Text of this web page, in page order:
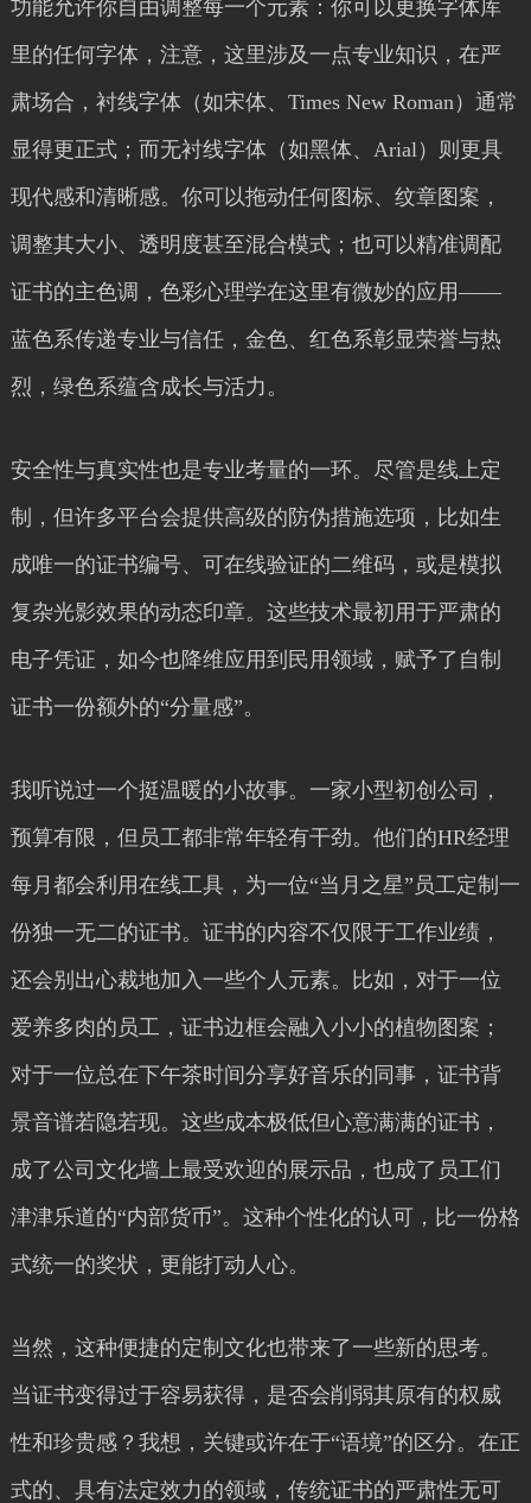
功能允许你自由调整每一个元素：你可以更换字体库
里的任何字体，注意，这里涉及一点专业知识，在严
肃场合，衬线字体（如宋体、Times New Roman）通常
显得更正式；而无衬线字体（如黑体、Arial）则更具
现代感和清晰感。你可以拖动任何图标、纹章图案，
调整其大小、透明度甚至混合模式；也可以精准调配
证书的主色调，色彩心理学在这里有微妙的应用——
蓝色系传递专业与信任，金色、红色系彰显荣誉与热
烈，绿色系蕴含成长与活力。
安全性与真实性也是专业考量的一环。尽管是线上定
制，但许多平台会提供高级的防伪措施选项，比如生
成唯一的证书编号、可在线验证的二维码，或是模拟
复杂光影效果的动态印章。这些技术最初用于严肃的
电子凭证，如今也降维应用到民用领域，赋予了自制
证书一份额外的“分量感”。
我听说过一个挺温暖的小故事。一家小型初创公司，
预算有限，但员工都非常年轻有干劲。他们的HR经理
每月都会利用在线工具，为一位“当月之星”员工定制一
份独一无二的证书。证书的内容不仅限于工作业绩，
还会别出心裁地加入一些个人元素。比如，对于一位
爱养多肉的员工，证书边框会融入小小的植物图案；
对于一位总在下午茶时间分享好音乐的同事，证书背
景音谱若隐若现。这些成本极低但心意满满的证书，
成了公司文化墙上最受欢迎的展示品，也成了员工们
津津乐道的“内部货币”。这种个性化的认可，比一份格
式统一的奖状，更能打动人心。
当然，这种便捷的定制文化也带来了一些新的思考。
当证书变得过于容易获得，是否会削弱其原有的权威
性和珍贵感？我想，关键或许在于“语境”的区分。在正
式的、具有法定效力的领域，传统证书的严肃性无可